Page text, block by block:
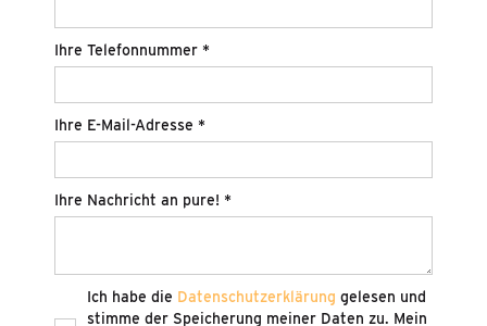
Ihre Telefonnummer *
Ihre E-Mail-Adresse *
Ihre Nachricht an pure! *
Ich habe die Datenschutzerklärung gelesen und
stimme der Speicherung meiner Daten zu. Mein